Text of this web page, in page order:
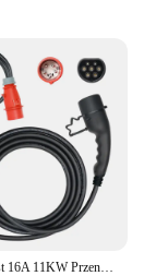
Kolanky Adjust 16A 11KW Przenośna ładowarka EV Typ 2 Ładowanie zegarowe do pojazdów elektrycznych Kabel EVSE 5M